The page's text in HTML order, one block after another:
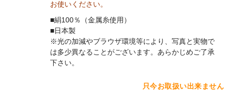
お使いください。
■絹100％（金属糸使用）
■日本製
※光の加減やブラウザ環境等により、写真と実物で
は多少異なることがございます。あらかじめご了承
下さい。
只今お取扱い出来ません